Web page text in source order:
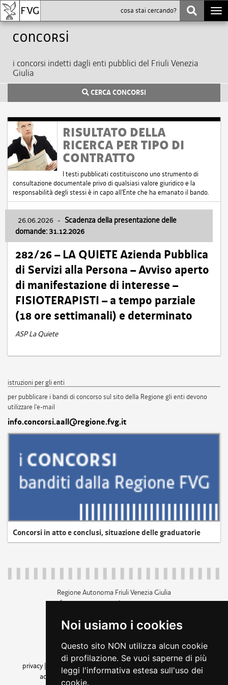
Noi usiamo i cookies
Questo sito NON utilizza alcun cookie
di profilazione. Se vuoi saperne di più
leggi l'informativa estesa sull'uso dei
cookie.
Concorsi
i concorsi indetti dagli enti pubblici del Friuli Venezia
Giulia
CERCA CONCORSI
RISULTATO DELLA
RICERCA PER TIPO DI
CONTRATTO
I testi pubblicati costituiscono uno strumento di
consultazione documentale privo di qualsiasi valore giuridico e la
responsabilità degli stessi è in capo all'Ente che ha emanato il bando.
26.06.2026 - Scadenza della presentazione delle
domande: 31.12.2026
282/26 – LA QUIETE Azienda Pubblica
di Servizi alla Persona – Avviso aperto
di manifestazione di interesse –
FISIOTERAPISTI – a tempo parziale
(18 ore settimanali) e determinato
ASP La Quiete
istruzioni per gli enti
per pubblicare i bandi di concorso sul sito della Regione gli enti devono
utilizzare l'e-mail
info.concorsi.aall@regione.fvg.it
Concorsi in atto e conclusi, situazione delle graduatorie
Regione Autonoma Friuli Venezia Giulia
c.f. 80014930327; p.iva 00526040324
+39 040 3771111
amministrazione trasparente
privacy
cookie |note legali accessibilità
dichiarazione di
accessibilità| feedback cambio preferenze cookie